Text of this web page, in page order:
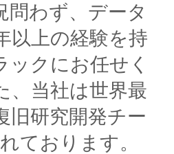
問わず、データ
以上の経験を持
ックにお任せく
、当社は世界最
旧研究開発チー
ております。